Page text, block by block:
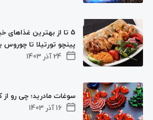
24 آذر 1403
5 تا از بهترین غذاهای
پینچو تورتیلا تا چوروس
16 آذر 1403
سوغات مادرید؛ چی رو از